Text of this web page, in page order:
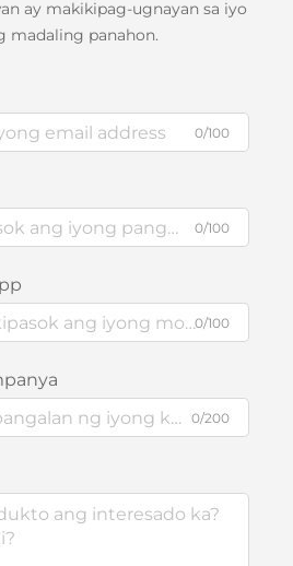
ay makikipag-ugnayan sa iyo
madaling panahon.
0/100
0/100
0/100
0/200